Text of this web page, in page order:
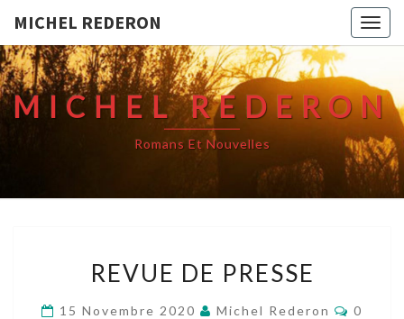
MICHEL REDERON
MICHEL REDERON
Romans Et Nouvelles
DE
PRESSE
REVUE DE PRESSE
15 Novembre 2020 Michel Rederon
0